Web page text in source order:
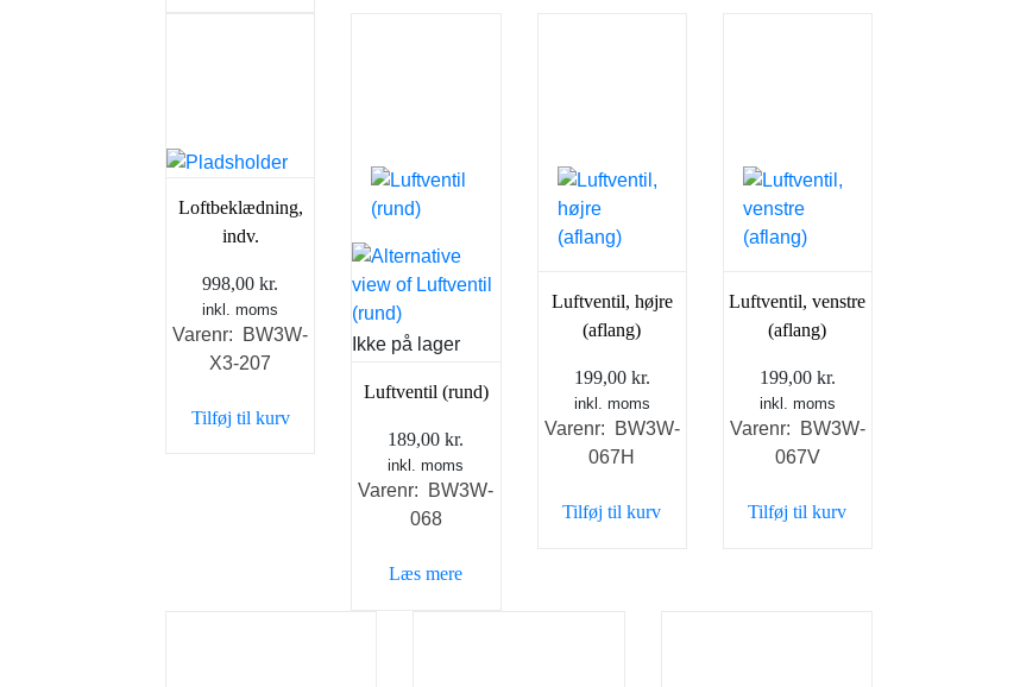
Loftbeklædning,
indv.
998,00kr.
inkl. moms
Varenr: BW3W-
X3-207
Tilføj til kurv
Ikke på lager
Luftventil (rund)
189,00kr.
inkl. moms
Varenr: BW3W-
068
Læs mere
Luftventil, højre
(aflang)
199,00 kr.
inkl. moms
Varenr: BW3W-
067H
Tilføj til kurv
Luftventil, venstre
(aflang)
199,00 kr.
inkl. moms
Varenr: BW3W-
067V
Tilføj til kurv